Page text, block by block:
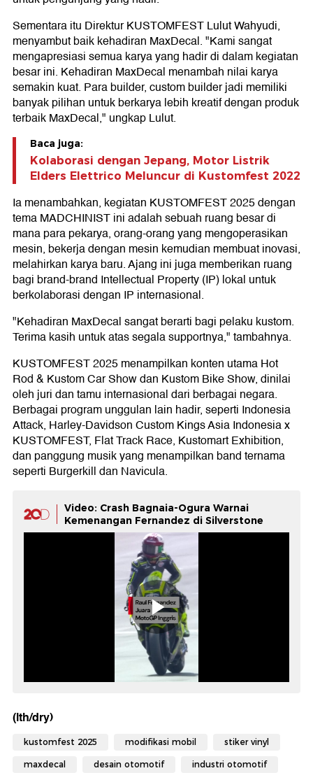
Sementara itu Direktur KUSTOMFEST Lulut Wahyudi,
menyambut baik kehadiran MaxDecal. "Kami sangat
mengapresiasi semua karya yang hadir di dalam kegiatan
besar ini. Kehadiran MaxDecal menambah nilai karya
semakin kuat. Para builder, custom builder jadi memiliki
banyak pilihan untuk berkarya lebih kreatif dengan produk
terbaik MaxDecal," ungkap Lulut.
Baca juga:
Kolaborasi dengan Jepang, Motor Listrik
Elders Elettrico Meluncur di Kustomfest 2022
Ia menambahkan, kegiatan KUSTOMFEST 2025 dengan
tema MADCHINIST ini adalah sebuah ruang besar di
mana para pekarya, orang-orang yang mengoperasikan
mesin, bekerja dengan mesin kemudian membuat inovasi,
melahirkan karya baru. Ajang ini juga memberikan ruang
bagi brand-brand Intellectual Property (IP) lokal untuk
berkolaborasi dengan IP internasional.
"Kehadiran MaxDecal sangat berarti bagi pelaku kustom.
Terima kasih untuk atas segala supportnya," tambahnya.
KUSTOMFEST 2025 menampilkan konten utama Hot
Rod & Kustom Car Show dan Kustom Bike Show, dinilai
oleh juri dan tamu internasional dari berbagai negara.
Berbagai program unggulan lain hadir, seperti Indonesia
Attack, Harley-Davidson Custom Kings Asia Indonesia x
KUSTOMFEST, Flat Track Race, Kustomart Exhibition,
dan panggung musik yang menampilkan band ternama
seperti Burgerkill dan Navicula.
Video: Crash Bagnaia-Ogura Warnai
Kemenangan Fernandez di Silverstone
(lth/dry)
kustomfest 2025 modifikasi mobil stiker vinyl
maxdecal desain otomotif industri otomotif